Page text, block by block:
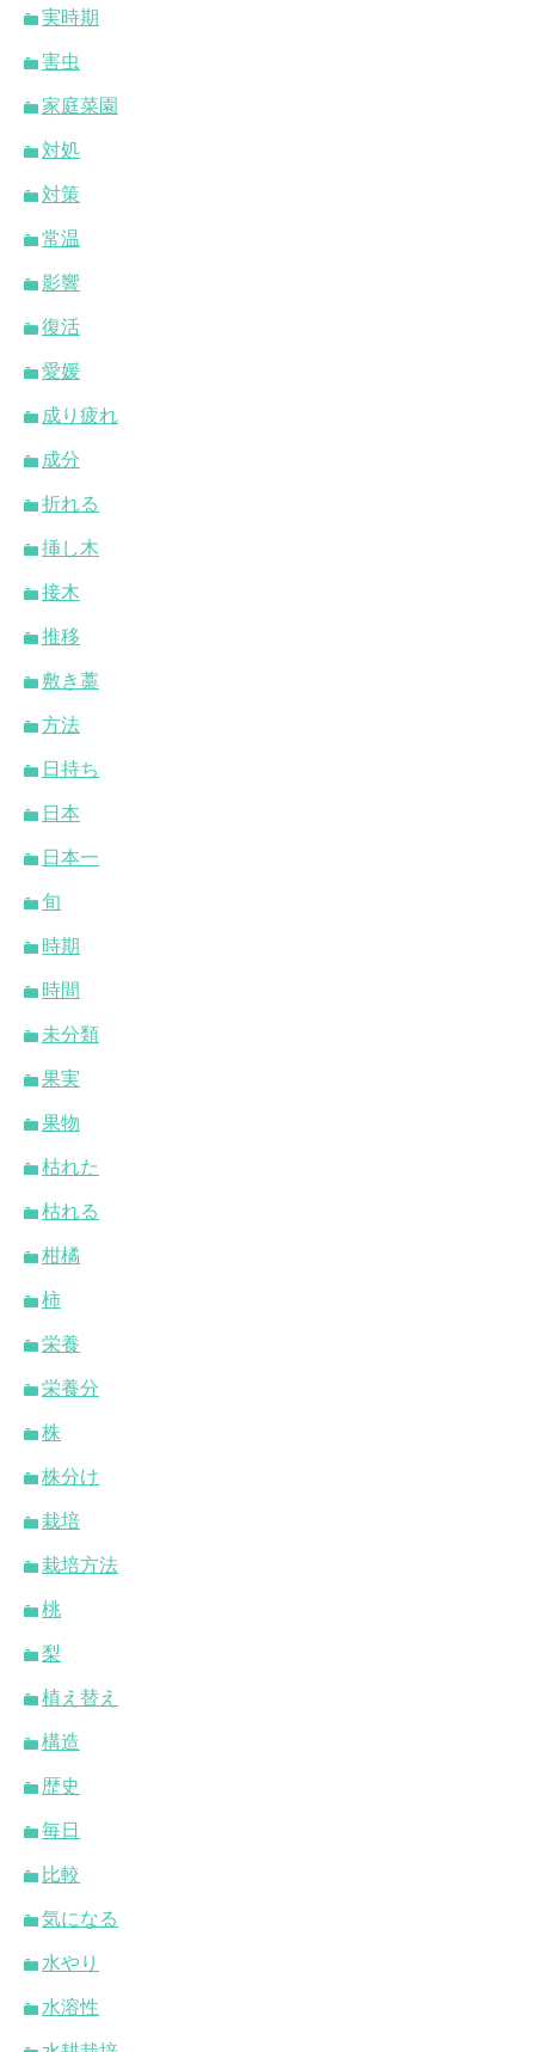
実時期
害虫
家庭菜園
対処
対策
常温
影響
復活
愛媛
成り疲れ
成分
折れる
挿し木
接木
推移
敷き藁
方法
日持ち
日本
日本一
旬
時期
時間
未分類
果実
果物
枯れた
枯れる
柑橘
柿
栄養
栄養分
株
株分け
栽培
栽培方法
桃
梨
植え替え
構造
歴史
毎日
比較
気になる
水やり
水溶性